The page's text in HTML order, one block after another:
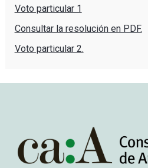
Voto particular 1
Consultar la resolución en PDF.
Voto particular 2.